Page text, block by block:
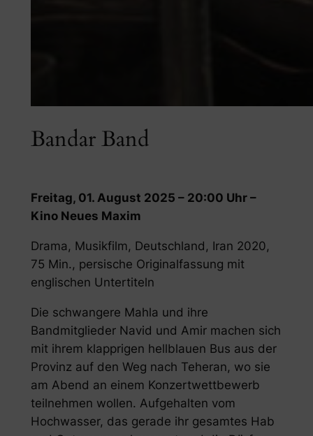
Bandar Band
Freitag, 01. August 2025 – 20:00 Uhr –
Kino Neues Maxim
Drama, Musikfilm, Deutschland, Iran 2020,
75 Min., persische Originalfassung mit
englischen Untertiteln
Die schwangere Mahla und ihre
Bandmitglieder Navid und Amir machen sich
mit ihrem klapprigen hellblauen Bus aus der
Provinz auf den Weg nach Teheran, wo sie
am Abend an einem Konzertwettbewerb
teilnehmen wollen. Aufgehalten vom
Hochwasser, das gerade ihr gesamtes Hab